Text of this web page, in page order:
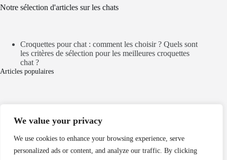
We value your privacy
We use cookies to enhance your browsing experience, serve
personalized ads or content, and analyze our traffic. By clicking
Notre sélection d'articles sur les chats
Croquettes pour chat : comment les choisir ? Quels sont
les critères de sélection pour les meilleures croquettes
chat ?
Articles populaires
Politique de cookies